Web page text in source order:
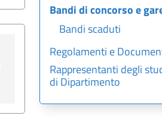
Bandi di concorso e
Bandi scaduti
Regolamenti e
Rappresentanti degli
di Dipartimento